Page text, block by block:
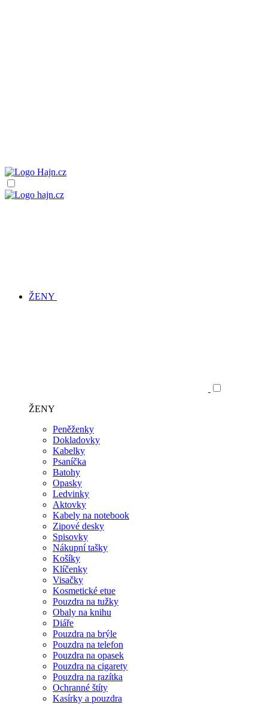
ŽENY
ŽENY
Peněženky
Dokladovky
Kabelky
Psaníčka
Batohy
Opasky
Ledvinky
Aktovky
Kabely na notebook
Zipové desky
Spisovky
Nákupní tašky
Košíky
Klíčenky
Visačky
Kosmetické etue
Pouzdra na tužky
Obaly na knihu
Diáře
Pouzdra na brýle
Pouzdra na telefon
Pouzdra na opasek
Pouzdra na cigarety
Pouzdra na razítka
Ochranné štíty
Kasírky a pouzdra